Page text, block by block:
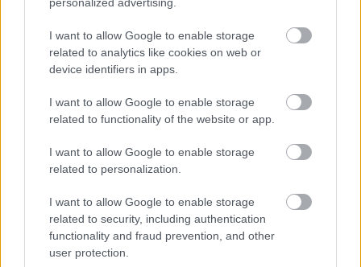
I want to allow Google to enable storage
related to analytics like cookies on web or
device identifiers in apps.
I want to allow Google to enable storage
related to functionality of the website or app.
I want to allow Google to enable storage
related to personalization.
I want to allow Google to enable storage
related to security, including authentication
functionality and fraud prevention, and other
user protection.
Η OpenAI σταματά το μοντέλο Astra που έλυσε 10
μαθηματικά αινίγματα δεκαετιών